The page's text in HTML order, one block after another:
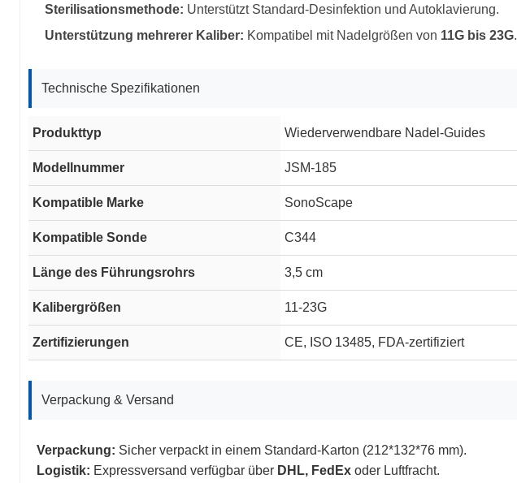
Sterilisationsmethode: Unterstützt Standard-Desinfektion und Autoklavierung.
Unterstützung mehrerer Kaliber: Kompatibel mit Nadelgrößen von 11G bis 23G.
Technische Spezifikationen
Produkttyp Wiederverwendbare Nadel-Guides
Modellnummer JSM-185
Kompatible Marke SonoScape
Kompatible Sonde C344
Länge des Führungsrohrs 3,5 cm
Kalibergrößen 11-23G
Zertifizierungen CE, ISO 13485, FDA-zertifiziert
Verpackung & Versand
Verpackung: Sicher verpackt in einem Standard-Karton (212*132*76 mm).
Logistik: Expressversand verfügbar über DHL, FedEx oder Luftfracht.